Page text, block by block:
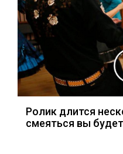
Ролик длится
смеяться вы